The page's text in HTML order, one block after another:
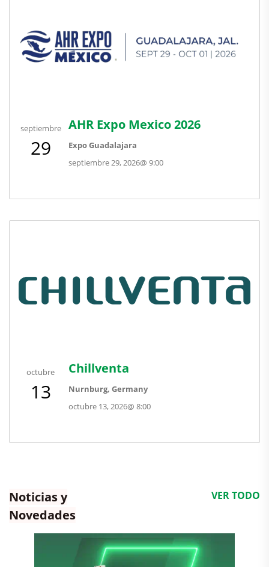
septiembre
29
septiembre 29, 2026@9:00
AHR Expo Mexico 2026
Expo Guadalajara
octubre
13
octubre 13, 2026@8:00
Chillventa
Nurnburg, Germany
Noticias y
Novedades
VER TODO